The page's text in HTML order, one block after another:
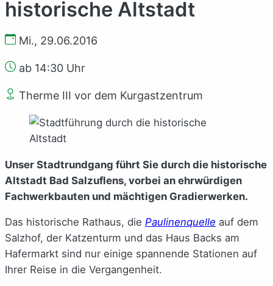
historische Altstadt
Mi., 29.06.2016
ab 14:30 Uhr
Therme III vor dem Kurgastzentrum
Unser Stadtrundgang führt Sie durch die historische
Altstadt Bad Salzuflens, vorbei an ehrwürdigen
Fachwerkbauten und mächtigen Gradierwerken.
Das historische Rathaus, die Paulinenquelle auf dem
Salzhof, der Katzenturm und das Haus Backs am
Hafermarkt sind nur einige spannende Stationen auf
Ihrer Reise in die Vergangenheit.